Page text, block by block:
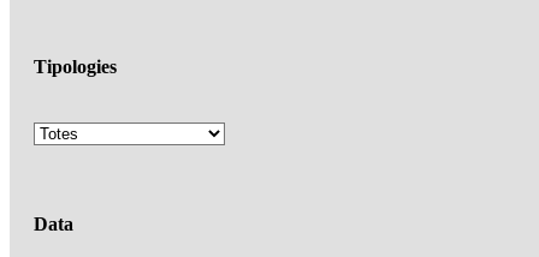
Tipologies
Data